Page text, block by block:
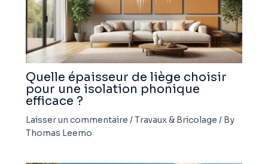
Quelle épaisseur de liège choisir
pour une isolation phonique
efficace ?
Laisser un commentaire /Travaux & Bricolage / By
Thomas Leemo